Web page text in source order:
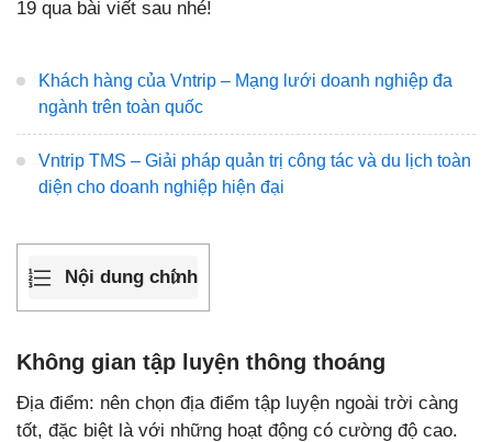
19 qua bài viết sau nhé!
Khách hàng của Vntrip – Mạng lưới doanh nghiệp đa
ngành trên toàn quốc
Vntrip TMS – Giải pháp quản trị công tác và du lịch toàn
diện cho doanh nghiệp hiện đại
Nội dung chính
Không gian tập luyện thông thoáng
Địa điểm: nên chọn địa điểm tập luyện ngoài trời càng
tốt, đặc biệt là với những hoạt động có cường độ cao.